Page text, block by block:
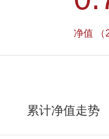
净值 （
累计净值走势